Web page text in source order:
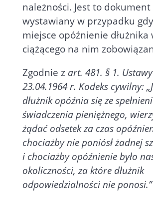
należności. Jest to dokument
wystawiany w przypadku
miejsce opóźnienie dłużnika
ciążącego na nim
Zgodnie z art. 481. § 1.
23.04.1964 r. Kodeks cywilny:
dłużnik opóźnia się ze
świadczenia pieniężnego,
żądać odsetek za czas
chociażby nie poniósł żadnej
i chociażby opóźnienie było
okoliczności, za które dłużnik
odpowiedzialności nie ponosi.”